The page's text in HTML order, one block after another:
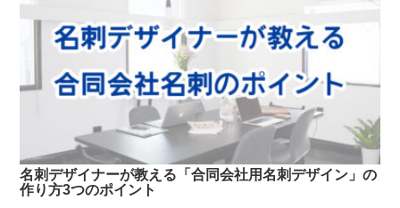
名刺デザイナーが教える「合同会社用名刺デザイン」の
作り方3つのポイント